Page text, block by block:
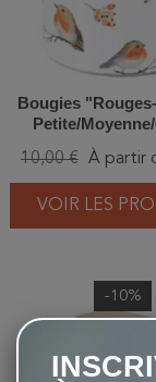
Bougies
Petite/
10,00 € À partir
VOIR LES
-10%